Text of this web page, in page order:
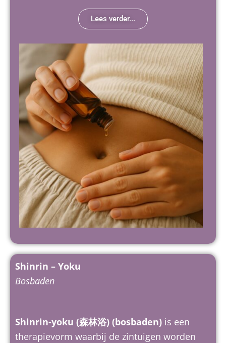
Lees verder...
Shinrin – Yoku
Bosbaden
Shinrin-yoku (森林浴) (bosbaden) is een
therapievorm waarbij de zintuigen worden